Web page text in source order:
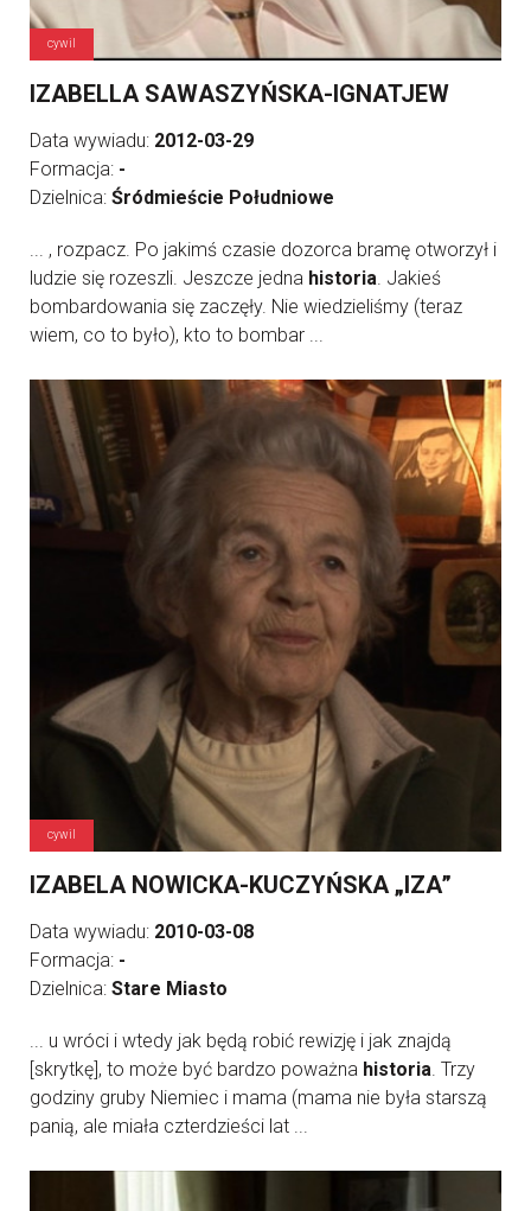
cywil
IZABELLA SAWASZYŃSKA-IGNATJEW
Data wywiadu: 2012-03-29
Formacja: -
Dzielnica: Śródmieście Południowe
... , rozpacz. Po jakimś czasie dozorca bramę otworzył i
ludzie się rozeszli. Jeszcze jedna historia. Jakieś
bombardowania się zaczęły. Nie wiedzieliśmy (teraz
wiem, co to było), kto to bombar ...
cywil
IZABELA NOWICKA-KUCZYŃSKA „IZA”
Data wywiadu: 2010-03-08
Formacja: -
Dzielnica: Stare Miasto
... u wróci i wtedy jak będą robić rewizję i jak znajdą
[skrytkę], to może być bardzo poważna historia. Trzy
godziny gruby Niemiec i mama (mama nie była starszą
panią, ale miała czterdzieści lat ...